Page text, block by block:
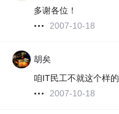
多谢各位！
2007-10-18
胡矣
咱IT民工不就这个样的
2007-10-18